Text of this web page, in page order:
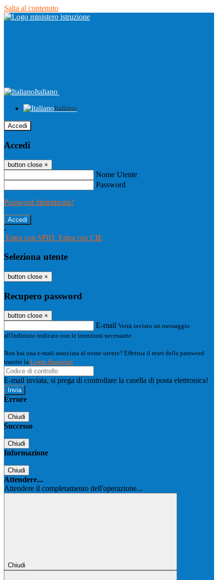
Salta al contenuto
Italiano
Italiano
Accedi
Accedi
button close ×
Nome Utente
Password
Password dimenticata?
-
Entra con SPID Entra con CIE
Seleziona utente
button close ×
Recupero password
button close ×
E-mail Verrà inviato un messaggio
all'indirizzo indicato con le istruzioni necessarie.
Non hai una e-mail associata al nome utente? Effettua il reset della password
tramite la Login Spaggiari
E-mail inviata, si prega di controllare la casella di posta elettronica!
Errore
Chiudi
Successo
Chiudi
Informazione
Chiudi
Attendere...
Attendere il completamento dell'operazione...
Chiudi